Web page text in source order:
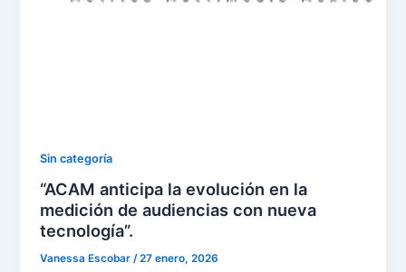
Sin categoría
“ACAM anticipa la evolución en la
medición de audiencias con nueva
tecnología”.
Vanessa Escobar/27 enero, 2026